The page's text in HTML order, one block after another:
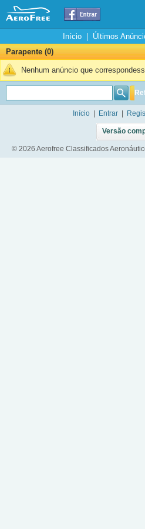
Início| Últimos
Parapente (0)
Nenhum anúncio que
Início Entrar
Versão
© 2026 Aerofree Classificados